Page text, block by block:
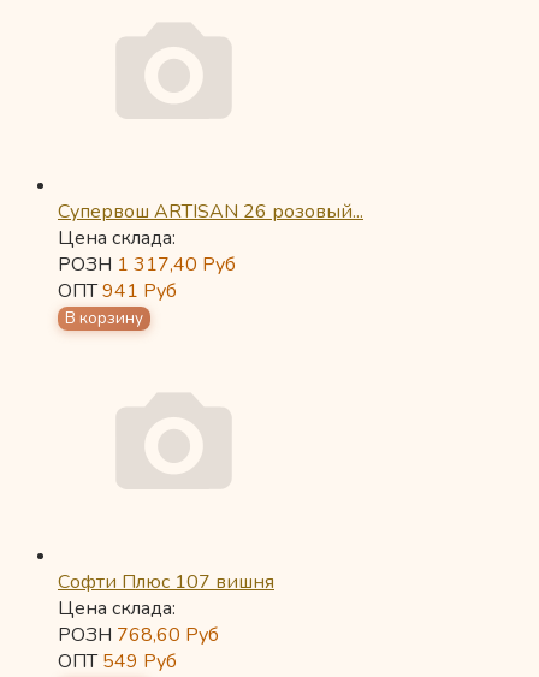
Супервош ARTISAN 26 розовый...
Цена склада:
РОЗН 1 317,40 Руб
ОПТ941 Руб
Софти Плюс 107 вишня
Цена склада:
РОЗН 768,60 Руб
ОПТ549 Руб